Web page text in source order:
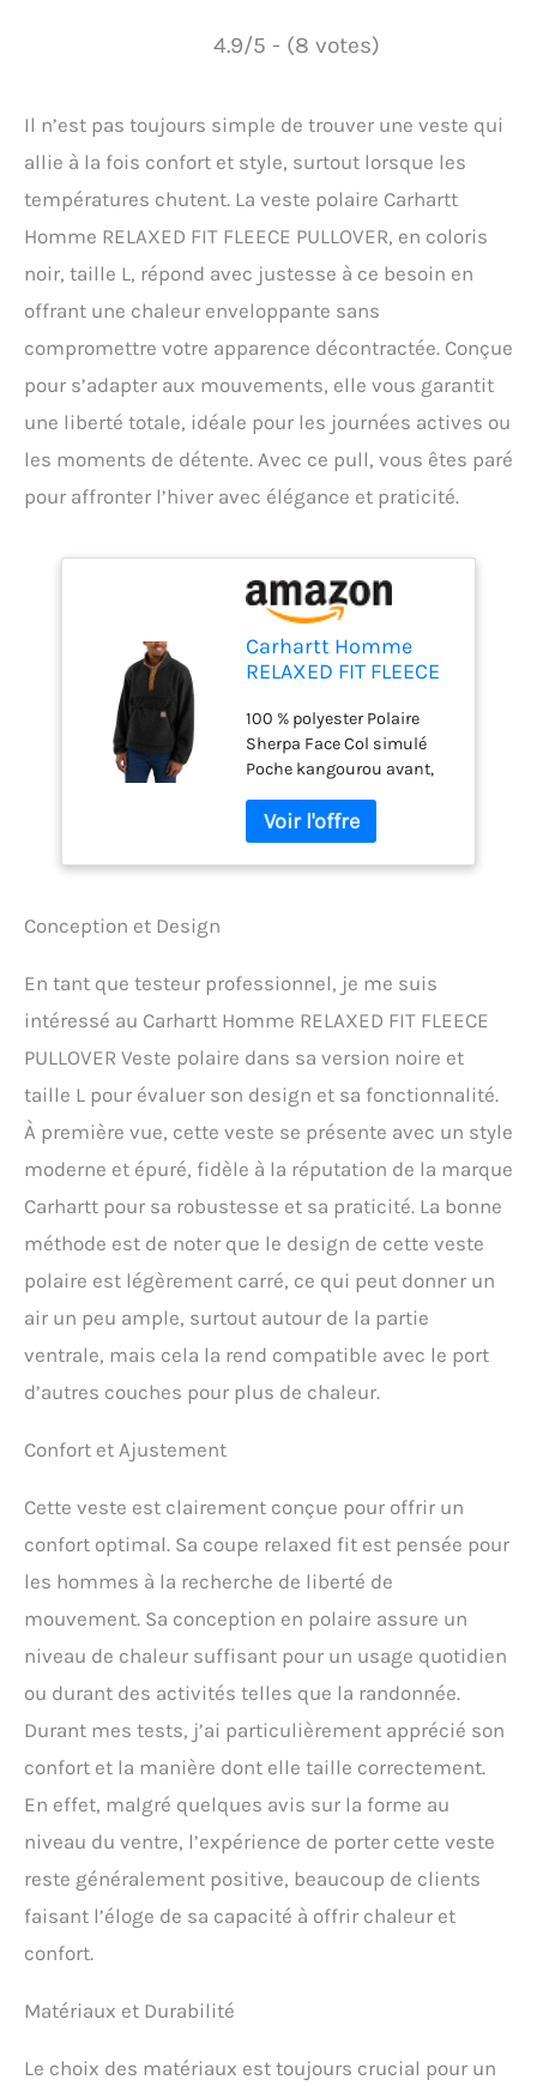
4.9/5 - (8 votes)
Il n’est pas toujours simple de trouver une veste qui
allie à la fois confort et style, surtout lorsque les
températures chutent. La veste polaire Carhartt
Homme RELAXED FIT FLEECE PULLOVER, en coloris
noir, taille L, répond avec justesse à ce besoin en
offrant une chaleur enveloppante sans
compromettre votre apparence décontractée. Conçue
pour s’adapter aux mouvements, elle vous garantit
une liberté totale, idéale pour les journées actives ou
les moments de détente. Avec ce pull, vous êtes paré
pour affronter l’hiver avec élégance et praticité.
Carhartt Homme
RELAXED FIT FLEECE
polaire, Black, L
100 % polyester Polaire
Sherpa Face Col simulé
Poche kangourou avant,
poche sur le côté et sur le
dessus Fermeture avant à
quatre boutons
Conception et Design
En tant que testeur professionnel, je me suis
intéressé au Carhartt Homme RELAXED FIT FLEECE
PULLOVER Veste polaire dans sa version noire et
taille L pour évaluer son design et sa fonctionnalité.
À première vue, cette veste se présente avec un style
moderne et épuré, fidèle à la réputation de la marque
Carhartt pour sa robustesse et sa praticité. La bonne
méthode est de noter que le design de cette veste
polaire est légèrement carré, ce qui peut donner un
air un peu ample, surtout autour de la partie
ventrale, mais cela la rend compatible avec le port
d’autres couches pour plus de chaleur.
Confort et Ajustement
Cette veste est clairement conçue pour offrir un
confort optimal. Sa coupe relaxed fit est pensée pour
les hommes à la recherche de liberté de
mouvement. Sa conception en polaire assure un
niveau de chaleur suffisant pour un usage quotidien
ou durant des activités telles que la randonnée.
Durant mes tests, j’ai particulièrement apprécié son
confort et la manière dont elle taille correctement.
En effet, malgré quelques avis sur la forme au
niveau du ventre, l’expérience de porter cette veste
reste généralement positive, beaucoup de clients
faisant l’éloge de sa capacité à offrir chaleur et
confort.
Matériaux et Durabilité
Le choix des matériaux est toujours crucial pour un